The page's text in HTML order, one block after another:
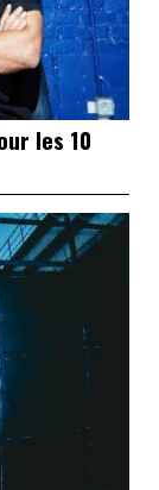
les 10